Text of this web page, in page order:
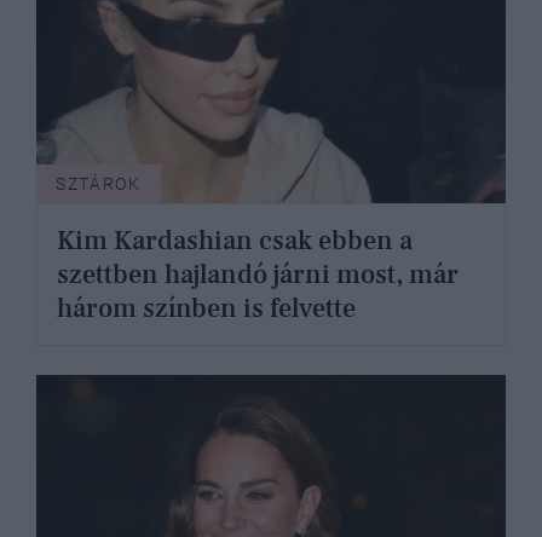
SZTÁROK
Kim Kardashian csak ebben a
szettben hajlandó járni most, már
három színben is felvette